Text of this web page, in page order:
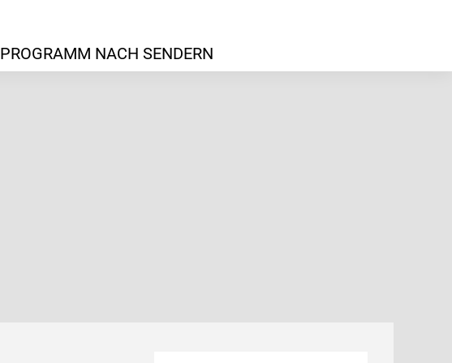
PROGRAMM NACH SENDERN